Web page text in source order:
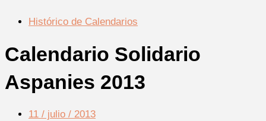
Histórico de Calendarios
Calendario Solidario
Aspanies 2013
11 / julio / 2013